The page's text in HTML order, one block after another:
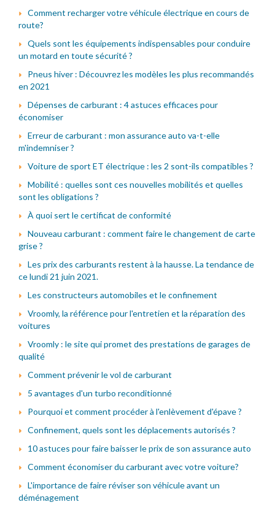
Comment recharger votre véhicule électrique en cours de
route?
Quels sont les équipements indispensables pour conduire
un motard en toute sécurité ?
Pneus hiver : Découvrez les modèles les plus recommandés
en 2021
Dépenses de carburant : 4 astuces efficaces pour
économiser
Erreur de carburant : mon assurance auto va-t-elle
m'indemniser ?
Voiture de sport ET électrique : les 2 sont-ils compatibles ?
Mobilité : quelles sont ces nouvelles mobilités et quelles
sont les obligations ?
À quoi sert le certificat de conformité
Nouveau carburant : comment faire le changement de carte
grise ?
Les prix des carburants restent à la hausse. La tendance de
ce lundi 21 juin 2021.
Les constructeurs automobiles et le confinement
Vroomly, la référence pour l'entretien et la réparation des
voitures
Vroomly : le site qui promet des prestations de garages de
qualité
Comment prévenir le vol de carburant
5 avantages d'un turbo reconditionné
Pourquoi et comment procéder à l'enlèvement d'épave ?
Confinement, quels sont les déplacements autorisés ?
10 astuces pour faire baisser le prix de son assurance auto
Comment économiser du carburant avec votre voiture?
L'importance de faire réviser son véhicule avant un
déménagement